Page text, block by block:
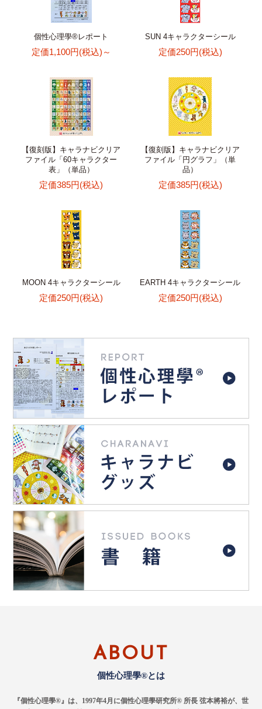
個性心理學®レポート
定価1,100円(税込)～
SUN 4キャラクターシール
定価250円(税込)
【復刻版】キャラナビクリア
ファイル「60キャラクター
表」（単品）
定価385円(税込)
【復刻版】キャラナビクリア
ファイル「円グラフ」（単
品）
定価385円(税込)
MOON 4キャラクターシール
定価250円(税込)
EARTH 4キャラクターシール
定価250円(税込)
ABOUT
個性心理學®とは
『個性心理學®』は、1997年4月に個性心理學研究所® 所長 弦本將裕が、世